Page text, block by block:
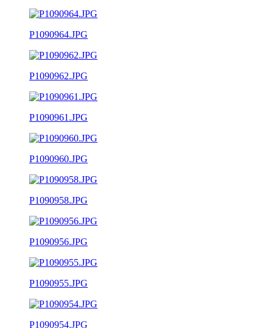
P1090964.JPG
P1090962.JPG
P1090961.JPG
P1090960.JPG
P1090958.JPG
P1090956.JPG
P1090955.JPG
P1090954.JPG